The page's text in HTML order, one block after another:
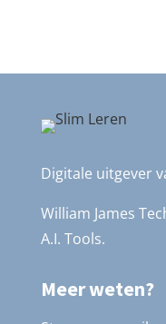
Digitale uitgever
William James
A.I. Tools.
Meer weten?